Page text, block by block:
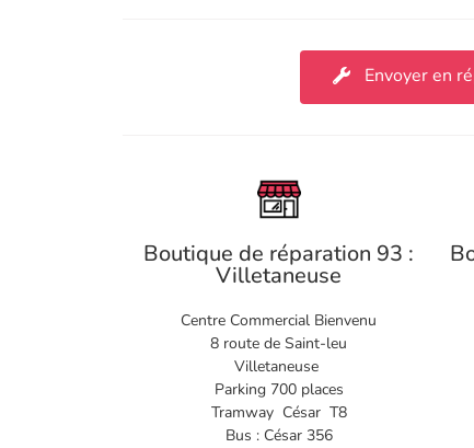
Envoyer en
Boutique de réparation 93 :
Villetaneuse
Centre Commercial Bienvenu
8 route de Saint-leu
Villetaneuse
Parking 700 places
Tramway César T8
Bus : César 356